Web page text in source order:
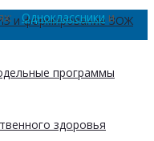
и формирование ЗОЖ
программы
здоровья
Одноклассники и